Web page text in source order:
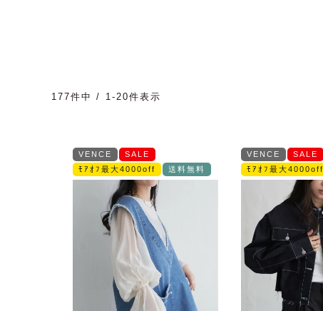
177件中 1-20件表示
VENCE
SALE
ﾓｱｵﾌ最大4000off
送料無料
VENCE
SALE
ﾓｱｵﾌ最大4000off